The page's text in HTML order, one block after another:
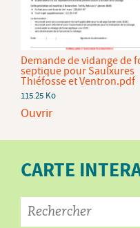
Demande de vidange de
septique pour Saulxures
Thiéfosse et Ventron.pdf
115.25 Ko
Ouvrir
CARTE